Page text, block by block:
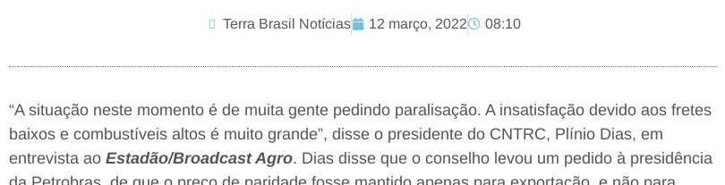
Terra Brasil Notícias 12 março, 2022 08:10
“A situação neste momento é de muita gente pedindo paralisação. A insatisfação devido aos fretes
baixos e combustíveis altos é muito grande”, disse o presidente do CNTRC, Plínio Dias, em
entrevista ao Estadão/Broadcast Agro. Dias disse que o conselho levou um pedido à presidência